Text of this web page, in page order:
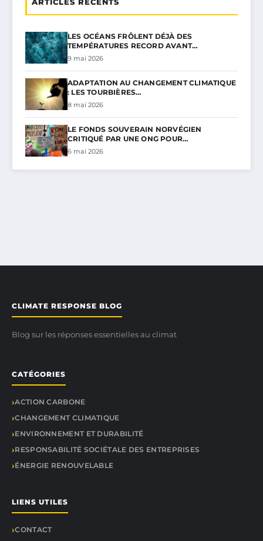
ARTICLES RÉCENTS
LES OCÉANS FRÔLENT DÉJÀ DES
TEMPÉRATURES RECORD AVANT…
9 mai 2026
ADAPTATION AU CHANGEMENT CLIMATIQUE
: LES TOURBIÈRES…
8 mai 2026
LE FONDS SOUVERAIN NORVÉGIEN
CRITIQUÉ PAR UNE ONG POUR…
6 mai 2026
CLIMATE RESPONSE BLOG
Blog sur les réponses essentielles au climat
CATÉGORIES
ACTION CARBONE
CHANGEMENT CLIMATIQUE
ENVIRONNEMENT ET DURABILITÉ
RESPONSABILITÉ SOCIÉTALE DES ENTREPRISES
ÉNERGIE RENOUVELABLE
LIENS UTILES
CONTACT